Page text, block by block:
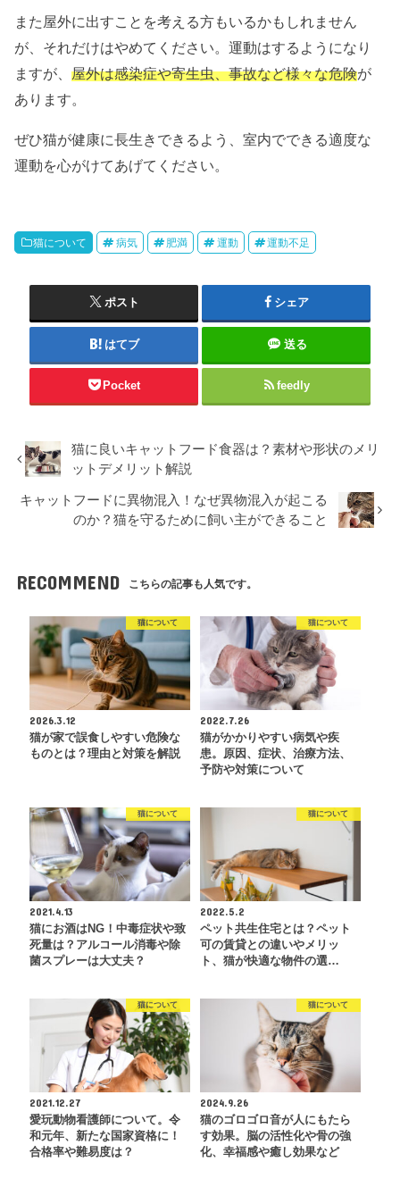
また屋外に出すことを考える方もいるかもしれません
が、それだけはやめてください。運動はするようになり
ますが、屋外は感染症や寄生虫、事故など様々な危険が
あります。
ぜひ猫が健康に長生きできるよう、室内でできる適度な
運動を心がけてあげてください。
猫について 病気 肥満 運動 運動不足
ポスト シェア
はてブ 送る
Pocket feedly
猫に良いキャットフード食器は？素材や形状のメリ
ットデメリット解説
キャットフードに異物混入！なぜ異物混入が起こる
のか？猫を守るために飼い主ができること
RECOMMEND こちらの記事も人気です。
猫について
2026.3.12
猫が家で誤食しやすい危険な
ものとは？理由と対策を解説
猫について
2022.7.26
猫がかかりやすい病気や疾
患。原因、症状、治療方法、
予防や対策について
猫について
2021.4.13
猫にお酒はNG！中毒症状や致
死量は？アルコール消毒や除
菌スプレーは大丈夫？
猫について
2022.5.2
ペット共生住宅とは？ペット
可の賃貸との違いやメリッ
ト、猫が快適な物件の選…
猫について
2021.12.27
愛玩動物看護師について。令
和元年、新たな国家資格に！
合格率や難易度は？
猫について
2024.9.26
猫のゴロゴロ音が人にもたら
す効果。脳の活性化や骨の強
化、幸福感や癒し効果など